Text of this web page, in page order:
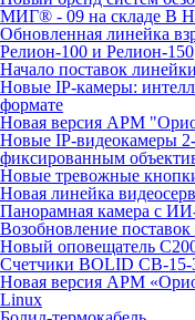
МИГ® - 09 на складе
Обновленная линейка
Релион-100 и Релион-150
Начало поставок
Новые IP-камеры:
формате
Новая версия АРМ
Новые IP-видеокамеры
фиксированным
Новые тревожные
Новая линейка
Панорамная камера с
Возобновление
Новый оповещатель
Счетчики BOLID СВ-15-
Новая версия АРМ
Linux